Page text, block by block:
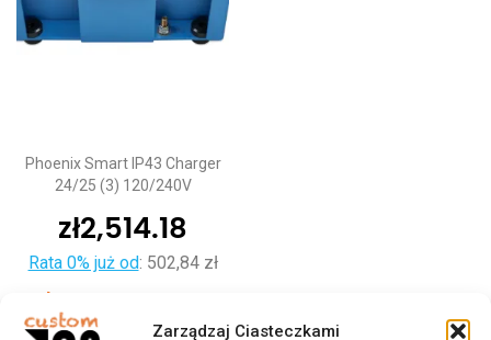
Zarządzaj Ciasteczkami
Phoenix Smart IP43 Charger
24/25 (3) 120/240V
zł2,514.18
Rata 0% już od: 502,84 zł